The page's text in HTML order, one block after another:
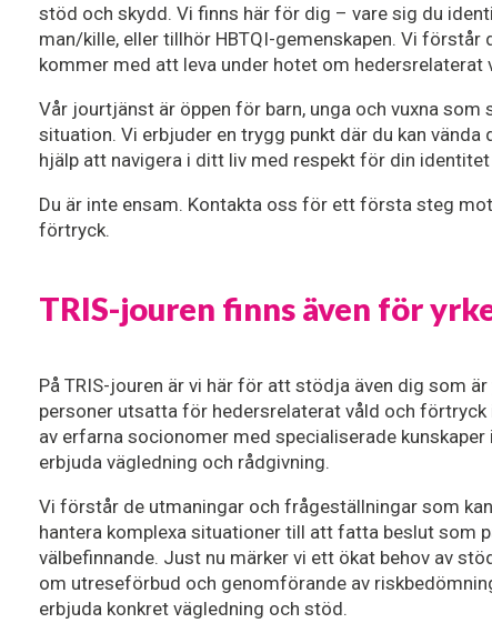
stöd och skydd. Vi finns här för dig – vare sig du
man/kille, eller tillhör HBTQI-gemenskapen. Vi förstår
kommer med att leva under hotet om hedersrelaterat
Vår jourtjänst är öppen för barn, unga och vuxna som
situation. Vi erbjuder en trygg punkt där du kan
hjälp att navigera i ditt liv med respekt för din identitet
Du är inte ensam. Kontakta oss för ett första steg
förtryck.
TRIS-jouren finns även för
På TRIS-jouren är vi här för att stödja även dig som
personer utsatta för hedersrelaterat våld och
av erfarna socionomer med specialiserade
erbjuda vägledning och rådgivning.
Vi förstår de utmaningar och frågeställningar som
hantera komplexa situationer till att fatta beslut som
välbefinnande. Just nu märker vi ett ökat behov av
om utreseförbud och genomförande av
erbjuda konkret vägledning och stöd.